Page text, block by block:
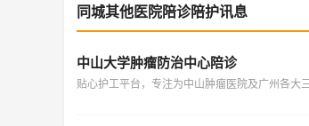
同城其他医院陪诊陪护讯息
中山大学肿瘤防治中心陪诊
贴心护工平台，专注为中山肿瘤医院及广州各大